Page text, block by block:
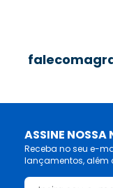
ASSINE NOSSA
Receba no seu e-
lançamentos, além